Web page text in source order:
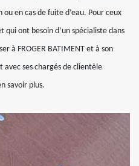
en cas de fuite d’eau. Pour ceux
ont besoin d’un spécialiste dans
à FROGER BATIMENT et à son
avec ses chargés de clientèle
savoir plus.